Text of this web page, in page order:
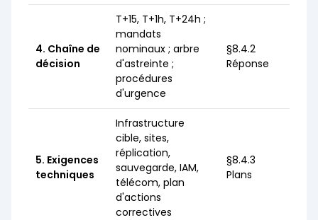
4. Chaîne de
décision
T+15, T+1h, T+24h ;
mandats
nominaux ; arbre
d'astreinte ;
procédures
d'urgence
§8.4.2
Réponse
5. Exigences
techniques
Infrastructure
cible, sites,
réplication,
sauvegarde, IAM,
télécom, plan
d'actions
correctives
§8.4.3
Plans